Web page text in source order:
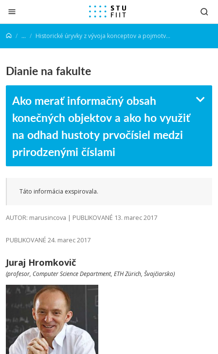
Prejsť na obsah
... Historické úryvky z vývoja konceptov a pojmotvorby v informatike
Dianie na fakulte
Ako merať informačný obsah
konečných objektov a ako ho využiť
na odhad hustoty prvočísiel medzi
prirodzenými číslami
Táto informácia exspirovala.
AUTOR: marusincova | PUBLIKOVANÉ 13. marec 2017
PUBLIKOVANÉ 24. marec 2017
Juraj Hromkovič
(profesor, Computer Science Department, ETH Zürich, Švajčiarsko)